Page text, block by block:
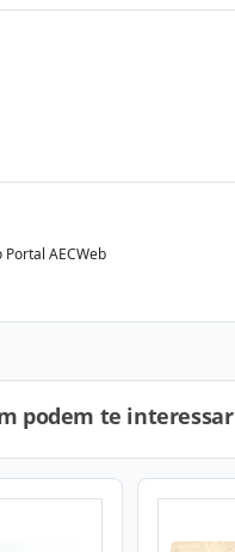
AECWeb
podem te interessar